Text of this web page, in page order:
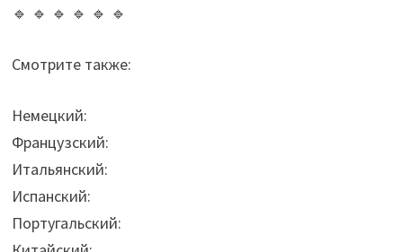
🔹 🔹 🔹 🔹 🔹 🔹
Смотрите также:
Немецкий:
Французский:
Итальянский:
Испанский:
Португальский: